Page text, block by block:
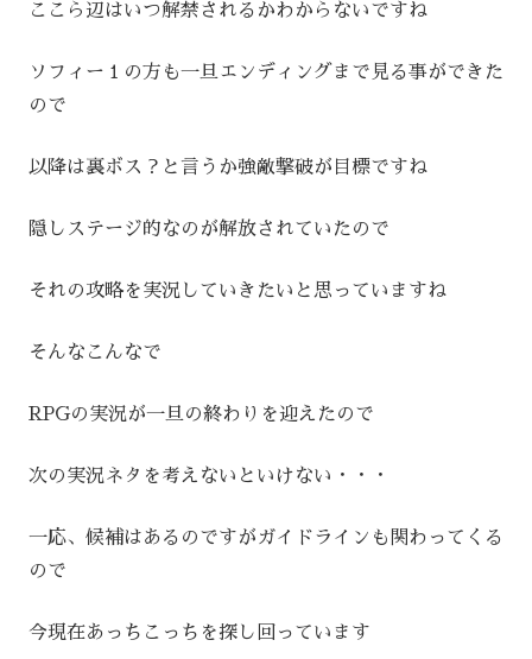
ここら辺はいつ解禁されるかわからないですね
ソフィー１の方も一旦エンディングまで見る事ができた
ので
以降は裏ボス？と言うか強敵撃破が目標ですね
隠しステージ的なのが解放されていたので
それの攻略を実況していきたいと思っていますね
そんなこんなで
RPGの実況が一旦の終わりを迎えたので
次の実況ネタを考えないといけない・・・
一応、候補はあるのですがガイドラインも関わってくる
ので
今現在あっちこっちを探し回っています